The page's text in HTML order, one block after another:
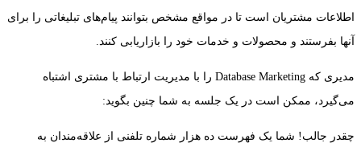
اطلاعات مشتریان است تا در مواقع مشخص بتوانند پیام‌های تبلیغاتی را برای
آنها بفرستند و محصولات و خدمات خود را بازاریابی کنند.
مدیری که Database Marketing را با مدیریت ارتباط با مشتری اشتباه
می‌گیرد، ممکن است در یک جلسه به شما چنین بگوید:
چقدر جالب! شما یک فهرست ده هزار شماره تلفنی از علاقه‌مندان به